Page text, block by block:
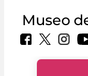
Museo